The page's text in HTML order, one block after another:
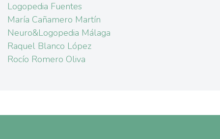
Logopedia Fuentes
María Cañamero Martín
Neuro&Logopedia Málaga
Raquel Blanco López
Rocío Romero Oliva